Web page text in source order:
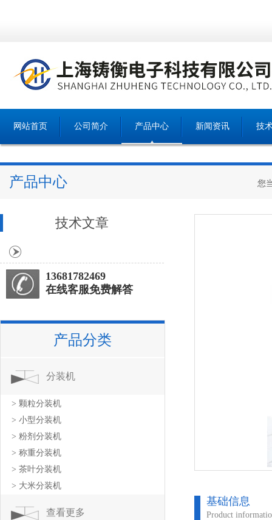
网站首页 公司简介 产品中心 新闻资讯 技
产品中心 您
基础信息
Product
技术文章
13681782469
在线客服免费解答
产品分类
分装机
> 颗粒分装机
> 小型分装机
> 粉剂分装机
> 称重分装机
> 茶叶分装机
> 大米分装机
查看更多